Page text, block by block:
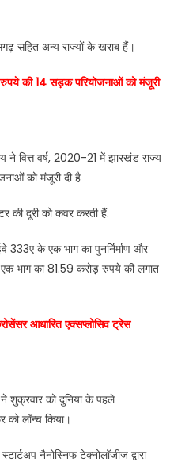
सहित अन्य राज्यों के खराब हैं।
की 14 सड़क परियोजनाओं को मंजूरी
ने वित्त वर्ष, 2020-21 में झारखंड राज्य
को मंजूरी दी है
की दूरी को कवर करती हैं.
के एक भाग का पुनर्निर्माण और
भाग का 81.59 करोड़ रुपये की लगात
आधारित एक्सप्लोसिव ट्रेस
शुक्रवार को दुनिया के पहले
को लॉन्च किया।
नैनोस्निफ टेक्नोलॉजीज द्वारा